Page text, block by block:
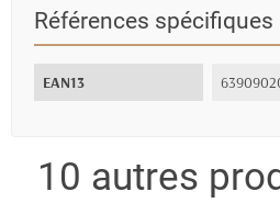
Références spécifiques
EAN13
10 autres